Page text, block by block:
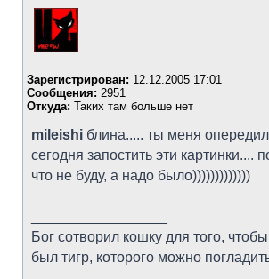
Зарегистрирован: 12.12.2005 17:01
Сообщения: 2951
Откуда: Таких там больше нет
mileishi блина..... ты меня
сегодня запостить эти картинки....
что не буду, а надо было)))))))))))))
Бог сотворил кошку для того,
был тигр, которого можно